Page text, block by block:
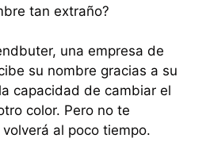
tan extraño?
una empresa de
su nombre gracias a su
capacidad de cambiar el
color. Pero no te
al poco tiempo.